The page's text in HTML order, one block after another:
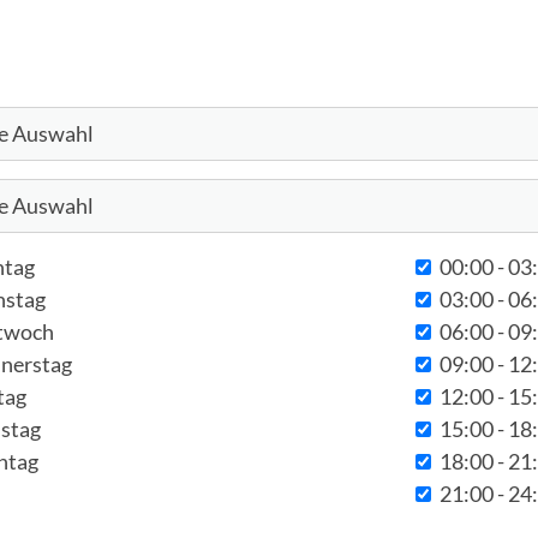
Zeit 00:00 -
03:00 -
06:00 -
09:00 -
12:00 -
15:00 -
18:00 -
21:00 -